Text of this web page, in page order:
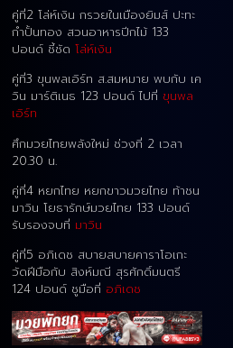
คู่ที่2 โล่ห์เงิน กรวยในเมืองยิมส์ ปะทะ
กำปั้นทอง สวนอาหารปีกไม้ 133
ปอนด์ ชี้ชัด โล่ห์เงิน
คู่ที่3 ขุนพลเอิร์ท ส.สมหมาย พบกับ เค
วิน มาร์ติเนธ 123 ปอนด์ ไปที่ ขุนพล
เอิร์ท
ศึกมวยไทยพลังใหม่ ช่วงที่ 2 เวลา
20.30 น.
คู่ที่4 หยกไทย หยกขาวมวยไทย ท้าชน
มาวิน โยธารักษ์มวยไทย 133 ปอนด์
รับรองจบที่ มาวิน
คู่ที่5 อภิเดช สบายสบายคาราโอเกะ
วัดฝีมือกับ สิงห์มณี สุรศักดิ์มนตรี
124 ปอนด์ ชูมือที่ อภิเดช